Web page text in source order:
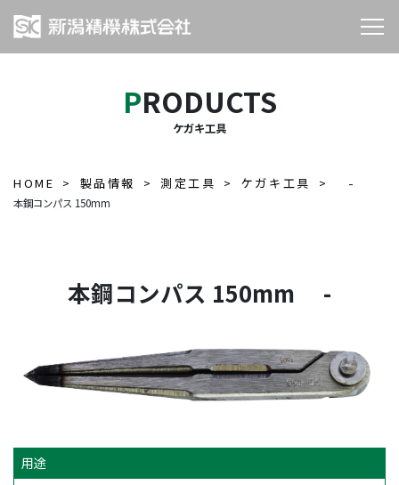
PRODUCTS
ケガキ工具
HOME 製品情報 測定工具 ケガキ工具
本鋼コンパス 150mm
-
本鋼コンパス 150mm -
用途